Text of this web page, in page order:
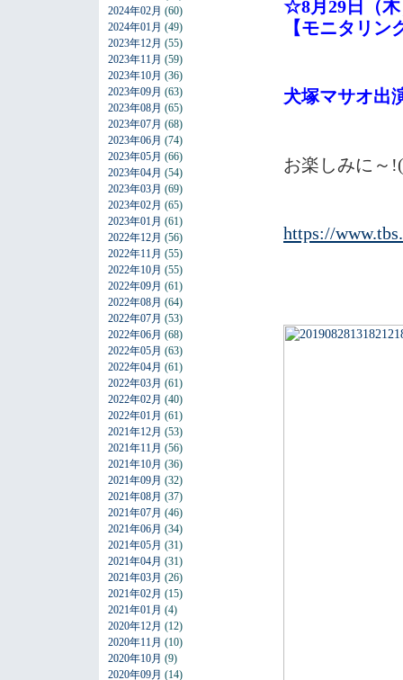
2024年02月 (60)
2024年01月 (49)
2023年12月 (55)
2023年11月 (59)
2023年10月 (36)
2023年09月 (63)
2023年08月 (65)
2023年07月 (68)
2023年06月 (74)
2023年05月 (66)
2023年04月 (54)
2023年03月 (69)
2023年02月 (65)
2023年01月 (61)
2022年12月 (56)
2022年11月 (55)
2022年10月 (55)
2022年09月 (61)
2022年08月 (64)
2022年07月 (53)
2022年06月 (68)
2022年05月 (63)
2022年04月 (61)
2022年03月 (61)
2022年02月 (40)
2022年01月 (61)
2021年12月 (53)
2021年11月 (56)
2021年10月 (36)
2021年09月 (32)
2021年08月 (37)
2021年07月 (46)
2021年06月 (34)
2021年05月 (31)
2021年04月 (31)
2021年03月 (26)
2021年02月 (15)
2021年01月 (4)
2020年12月 (12)
2020年11月 (10)
2020年10月 (9)
2020年09月 (14)
☆8月29日（木
【モニタリン
犬塚マサオ出
お楽しみに～
https://